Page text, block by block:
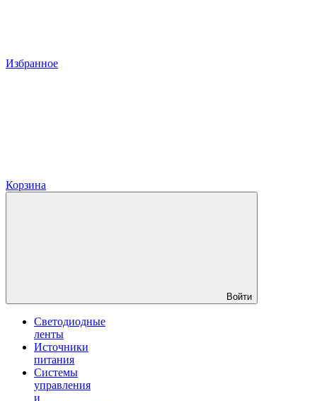
Избранное
Корзина
Войти
Светодиодные
ленты
Источники
питания
Системы
управления
и